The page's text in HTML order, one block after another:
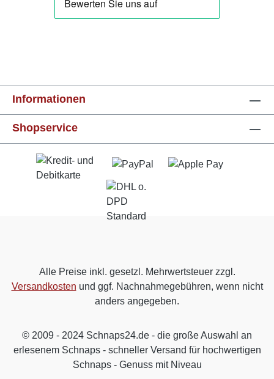
Informationen
Shopservice
Alle Preise inkl. gesetzl. Mehrwertsteuer zzgl.
Versandkosten und ggf. Nachnahmegebühren, wenn nicht
anders angegeben.
© 2009 - 2024 Schnaps24.de - die große Auswahl an
erlesenem Schnaps - schneller Versand für hochwertigen
Schnaps - Genuss mit Niveau